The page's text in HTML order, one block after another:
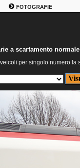
FOTOGRAFIE
a scartamento normale
per singolo numero la